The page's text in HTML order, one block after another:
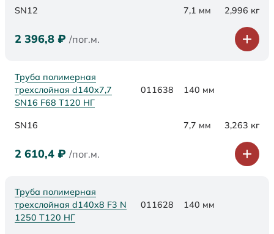
SN12 7,1 мм 2,996 кг
2 396,8 ₽ /пог.м.
Труба полимерная
трехслойная d140х7,7
SN16 F68 Т120 НГ
011638 140 мм
SN16 7,7 мм 3,263 кг
2 610,4 ₽ /пог.м.
Труба полимерная
трехслойная d140x8 F3 N
1250 Т120 НГ
011628 140 мм